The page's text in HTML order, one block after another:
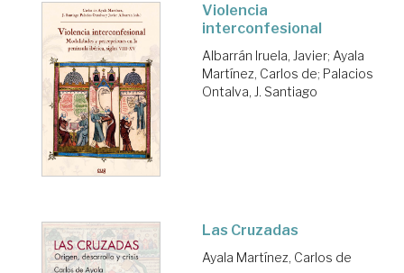
Violencia
interconfesional
Albarrán Iruela, Javier; Ayala
Martínez, Carlos de; Palacios
Ontalva, J. Santiago
Las Cruzadas
Ayala Martínez, Carlos de